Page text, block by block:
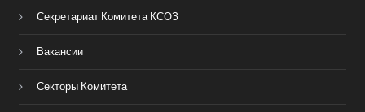
Секретариат Комитета КСОЗ
Вакансии
Секторы Комитета